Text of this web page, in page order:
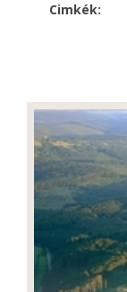
Cimkék: